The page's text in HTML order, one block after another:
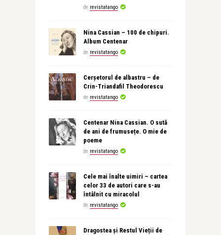
de revistatango
Nina Cassian – 100 de chipuri.
Album Centenar
de revistatango
Cerșetorul de albastru – de
Crin-Triandafil Theodorescu
de revistatango
Centenar Nina Cassian. O sută
de ani de frumusețe. O mie de
poeme
de revistatango
Cele mai înalte uimiri – cartea
celor 33 de autori care s-au
întâlnit cu miracolul
de revistatango
Dragostea și Restul Vieții de